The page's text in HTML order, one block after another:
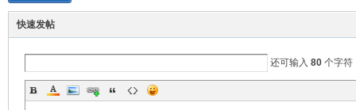
快速发帖
还可输入 80 个字符